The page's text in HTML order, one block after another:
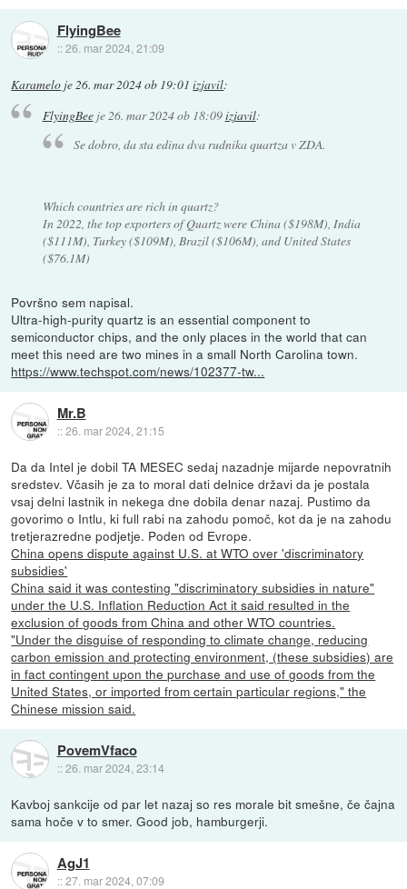
FlyingBee
::26. mar 2024, 21:09
Karamelo je26. mar 2024 ob 19:01 izjavil:
FlyingBeeje 26. mar 2024 ob 18:09izjavil:
Se dobro, da sta edina dva rudnika quartza v ZDA.
Which countries are rich in quartz?
In 2022, the top exporters of Quartz were China ($198M), India
($111M), Turkey ($109M), Brazil ($106M), and United States
($76.1M)
Površno sem napisal.
Ultra-high-purity quartz is an essential component to
semiconductor chips, and the only places in the world that can
meet this need are two mines in a small North Carolina town.
https://www.techspot.com/news/102377-tw...
Mr.B
::26. mar 2024, 21:15
Da da Intel je dobil TA MESEC sedaj nazadnje mijarde nepovratnih
sredstev. Včasih je za to moral dati delnice državi da je postala
vsaj delni lastnik in nekega dne dobila denar nazaj. Pustimo da
govorimo o Intlu, ki full rabi na zahodu pomoč, kot da je na zahodu
tretjerazredne podjetje. Poden od Evrope.
China opens dispute against U.S. at WTO over 'discriminatory
subsidies'
China said it was contesting "discriminatory subsidies in nature"
under the U.S. Inflation Reduction Act it said resulted in the
exclusion of goods from China and other WTO countries.
"Under the disguise of responding to climate change, reducing
carbon emission and protecting environment, (these subsidies) are
in fact contingent upon the purchase and use of goods from the
United States, or imported from certain particular regions," the
Chinese mission said.
PovemVfaco
::26. mar 2024, 23:14
Kavboj sankcije od par let nazaj so res morale bit smešne, če čajna
sama hoče v to smer. Good job, hamburgerji.
AgJ1
::27. mar 2024, 07:09